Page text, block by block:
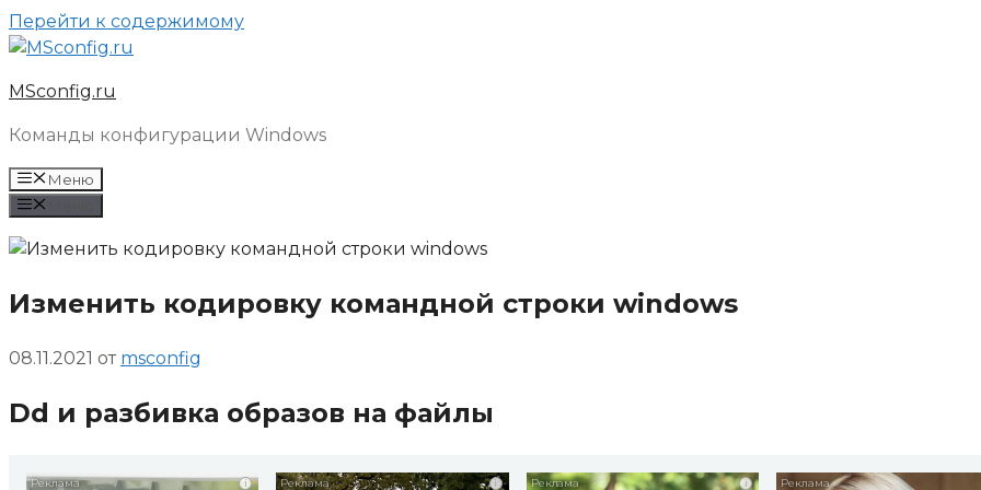
Перейти к содержимому
MSconfig.ru
Команды конфигурации Windows
Меню
Изменить кодировку командной строки windows
08.11.2021 от msconfig
Dd и разбивка образов на файлы
i i i